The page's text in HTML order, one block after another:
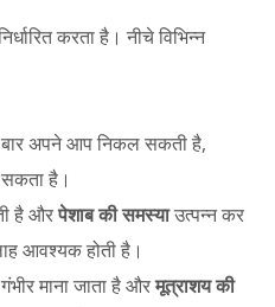
करता है। नीचे विभिन्न
बार अपने आप निकल सकती है,
है।
है औरपेशाब की समस्याउत्पन्न कर
आवश्यक होती है।
माना जाता है औरमूत्राशय की